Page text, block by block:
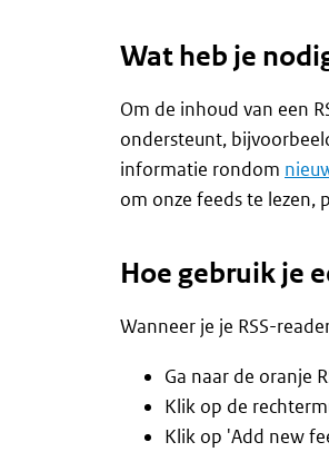
Wat heb je
Om de inhoud van een
ondersteunt,
informatie rondom
om onze feeds te lezen,
Hoe gebruik je
Wanneer je je RSS-
Ga naar de oranje
Klik op de
Klik op 'Add new